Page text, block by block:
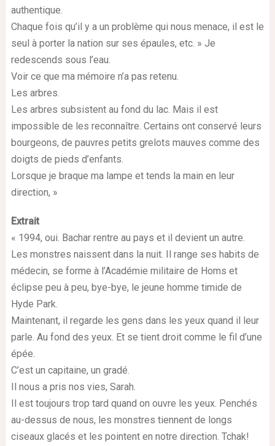
authentique.
Chaque fois qu’il y a un problème qui nous menace, il est le
seul à porter la nation sur ses épaules, etc. » Je
redescends sous l’eau.
Voir ce que ma mémoire n’a pas retenu.
Les arbres.
Les arbres subsistent au fond du lac. Mais il est
impossible de les reconnaître. Certains ont conservé leurs
bourgeons, de pauvres petits grelots mauves comme des
doigts de pieds d’enfants.
Lorsque je braque ma lampe et tends la main en leur
direction, »
Extrait
« 1994, oui. Bachar rentre au pays et il devient un autre.
Les monstres naissent dans la nuit. Il range ses habits de
médecin, se forme à l’Académie militaire de Homs et
éclipse peu à peu, bye-bye, le jeune homme timide de
Hyde Park.
Maintenant, il regarde les gens dans les yeux quand il leur
parle. Au fond des yeux. Et se tient droit comme le fil d’une
épée.
C’est un capitaine, un gradé.
Il nous a pris nos vies, Sarah.
Il est toujours trop tard quand on ouvre les yeux. Penchés
au-dessus de nous, les monstres tiennent de longs
ciseaux glacés et les pointent en notre direction. Tchak!